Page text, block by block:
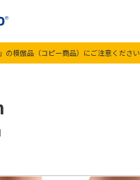
の模倣品（コピー商品）にご注意ください